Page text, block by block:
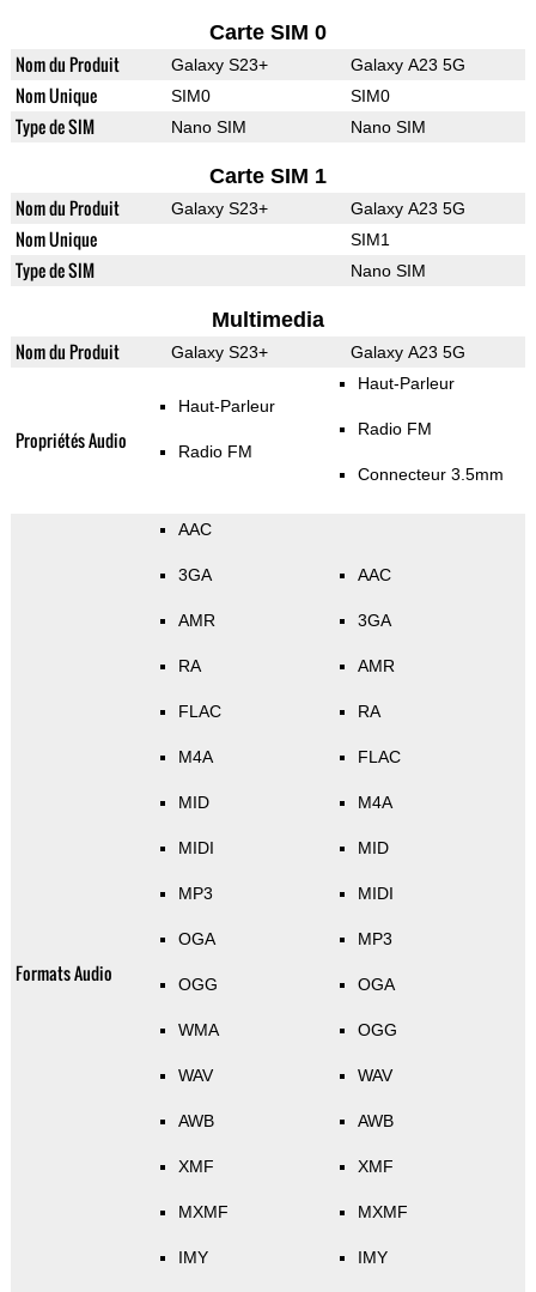
Carte SIM 0
Nom du Produit Galaxy S23+ Galaxy A23 5G
Nom Unique SIM0 SIM0
Type de SIM Nano SIM Nano SIM
Carte SIM 1
Nom du Produit Galaxy S23+ Galaxy A23 5G
Nom Unique SIM1
Type de SIM Nano SIM
Multimedia
Nom du Produit Galaxy S23+ Galaxy A23 5G
Propriétés Audio
Haut-Parleur
Radio FM
Haut-Parleur
Radio FM
Connecteur 3.5mm
Formats Audio
AAC
3GA
AMR
RA
FLAC
M4A
MID
MIDI
MP3
OGA
OGG
WMA
WAV
AWB
XMF
MXMF
IMY
AAC
3GA
AMR
RA
FLAC
M4A
MID
MIDI
MP3
OGA
OGG
WAV
AWB
XMF
MXMF
IMY